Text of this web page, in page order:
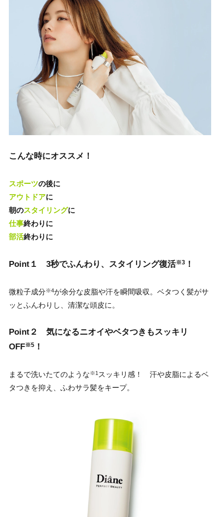
こんな時にオススメ！
スポーツの後に
アウトドアに
朝のスタイリングに
仕事終わりに
部活終わりに
Point１ 3秒でふんわり、スタイリング復活※3 ！
微粒子成分※4が余分な皮脂や汗を瞬間吸収。ベタつく髪がサ
ッとふんわりし、清潔な頭皮に。
Point２ 気になるニオイやベタつきもスッキリ
OFF※5 ！
まるで洗いたてのような※1 スッキリ感！ 汗や皮脂によるベ
タつきを抑え、ふわサラ髪をキープ。